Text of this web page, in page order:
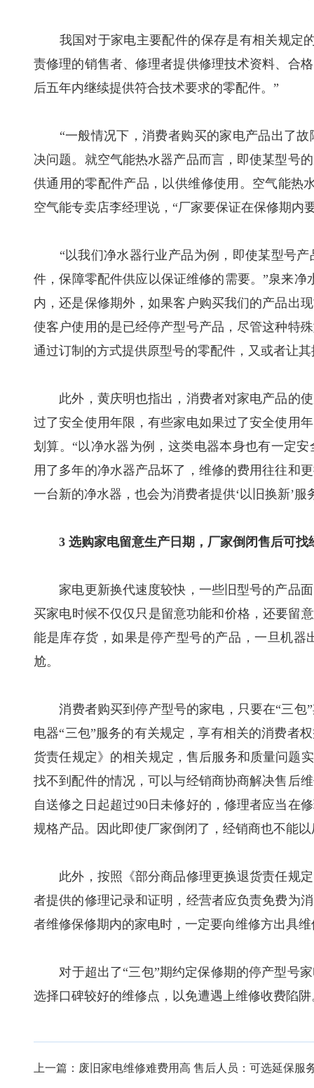
我国对于家电主要配件的保存是有相关规定
责修理的销售者、修理者提供修理技术资料、合
后五年内继续提供符合技术要求的零配件。”
“一般情况下，消费者购买的家电产品出了故
决问题。就空气能热水器产品而言，即使某型号
供通用的零配件产品，以供维修使用。空气能热
空气能专卖店李经理说，“厂家要保证在保修期内
“以我们净水器行业产品为例，即使某型号产
件，保障零配件供应以保证维修的需要。”泉来
内，还是保修期外，如果客户购买我们的产品出
使客户使用的是已经停产型号产品，尽管这种特
通过订制的方式提供原型号的零配件，又或者让
此外，黄庆明也指出，消费者对家电产品的使
过了安全使用年限，有些家电如果过了安全使用
划算。“以净水器为例，这类电器本身也有一定
用了多年的净水器产品坏了，维修的费用往往和
一台新的净水器，也会为消费者提供‘以旧换新’服
3 选购家电留意生产日期，厂家倒闭售后可找
家电更新换代速度较快，一些旧型号的产品面
买家电时候不仅仅只是留意功能和价格，还要留
能是库存货，如果是停产型号的产品，一旦机
尬。
消费者购买到停产型号的家电，只要在“三包”
电器“三包”服务的有关规定，享有相关的消费者
货责任规定》的相关规定，售后服务和质量问题
找不到配件的情况，可以与经销商协商解决售后
自送修之日起超过90日未修好的，修理者应当在
规格产品。因此即使厂家倒闭了，经销商也不能
此外，按照《部分商品修理更换退货责任规定
者提供的修理记录和证明，经营者应负责免费为
者维修保修期内的家电时，一定要向维修方出具
对于超出了“三包”期约定保修期的停产型号家
选择口碑较好的维修点，以免遭遇上维修收费陷阱
上一篇： 废旧家电维修难费用高 售后人员：可选延保服